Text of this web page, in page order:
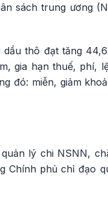
sách trung ương
thô đạt tăng
gia hạn thuế, phí,
đó: miễn, giảm
lý chi NSNN,
Chính phủ chỉ đạo